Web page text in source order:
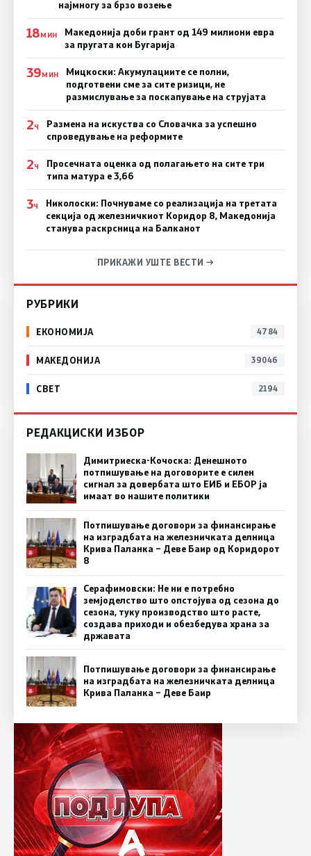
најмногу за брзо возење
18МИН
Македонија доби грант од 149 милиони евра
за пругата кон Бугарија
39МИН
Мицкоски: Акумулациите се полни,
подготвени сме за сите ризици, не
размислување за поскапување на струјата
2Ч
Размена на искуства со Словачка за успешно
спроведување на реформите
2Ч
Просечната оценка од полагањето на сите три
типа матура е 3,66
3Ч
Николоски: Почнуваме со реализација на третата
секција од железничкиот Коридор 8, Македонија
станува раскрсница на Балканот
ПРИКАЖИ УШТЕ ВЕСТИ →
РУБРИКИ
ЕКОНОМИЈА 4784
МАКЕДОНИЈА 39046
СВЕТ 2194
РЕДАКЦИСКИ ИЗБОР
Димитриеска-Кочоска: Денешното
потпишување на договорите е силен
сигнал за довербата што ЕИБ и ЕБОР ја
имаат во нашите политики
Потпишување договори за финансирање
на изградбата на железничката делница
Крива Паланка – Деве Баир од Коридорот
8
Серафимовски: Не ни е потребно
земјоделство што опстојува од сезона до
сезона, туку производство што расте,
создава приходи и обезбедува храна за
државата
Потпишување договори за финансирање
на изградбата на железничката делница
Крива Паланка – Деве Баир